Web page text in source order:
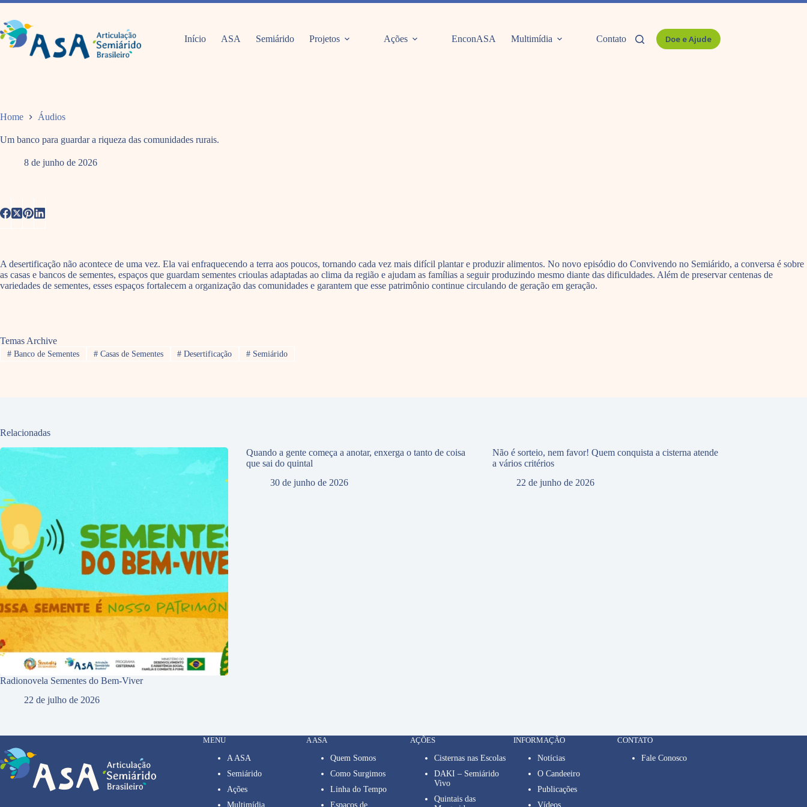
Pular
o
conteúdo
Início ASA Semiárido Projetos Ações EnconASA Multimídia Contato Doe e Ajude
Home Áudios
Um banco para guardar a riqueza das comunidades rurais.
8 de junho de 2026
A desertificação não acontece de uma vez. Ela vai enfraquecendo a terra aos poucos, tornando cada vez mais difícil plantar e produzir alimentos. No novo episódio do Convivendo no Semiárido, a conversa é sobre
as casas e bancos de sementes, espaços que guardam sementes crioulas adaptadas ao clima da região e ajudam as famílias a seguir produzindo mesmo diante das dificuldades. Além de preservar centenas de
variedades de sementes, esses espaços fortalecem a organização das comunidades e garantem que esse patrimônio continue circulando de geração em geração.
Temas Archive
#Banco de Sementes #Casas de Sementes # Desertificação # Semiárido
Relacionadas
Radionovela Sementes do Bem-Viver
22 de julho de 2026
Quando a gente começa a anotar, enxerga o tanto de coisa
que sai do quintal
30 de junho de 2026
Não é sorteio, nem favor! Quem conquista a cisterna atende
a vários critérios
22 de junho de 2026
MENU
A ASA
Semiárido
Ações
Multimídia
A ASA
Quem Somos
Como Surgimos
Linha do Tempo
Espaços de
AÇÕES
Cisternas nas Escolas
DAKI – Semiárido
Vivo
Quintais das
INFORMAÇÃO
Notícias
O Candeeiro
Publicações
Vídeos
CONTATO
Fale Conosco